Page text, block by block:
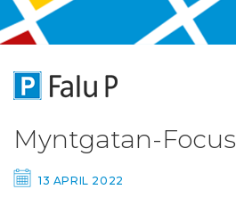
Myntgatan-Focus
13 APRIL 2022